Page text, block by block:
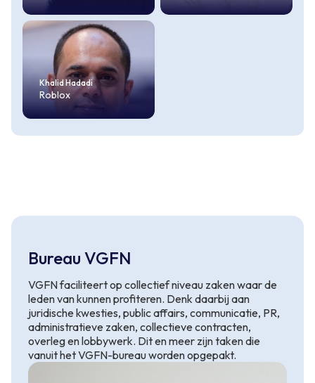
Khalid Hadadi
Roblox
Bureau VGFN
VGFN faciliteert op collectief niveau zaken waar de
leden van kunnen profiteren. Denk daarbij aan
juridische kwesties, public affairs, communicatie, PR,
administratieve zaken, collectieve contracten,
overleg en lobbywerk. Dit en meer zijn taken die
vanuit het VGFN-bureau worden opgepakt.